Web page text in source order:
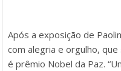
Após a exposição de
com alegria e orgulho,
é prêmio Nobel da Paz.